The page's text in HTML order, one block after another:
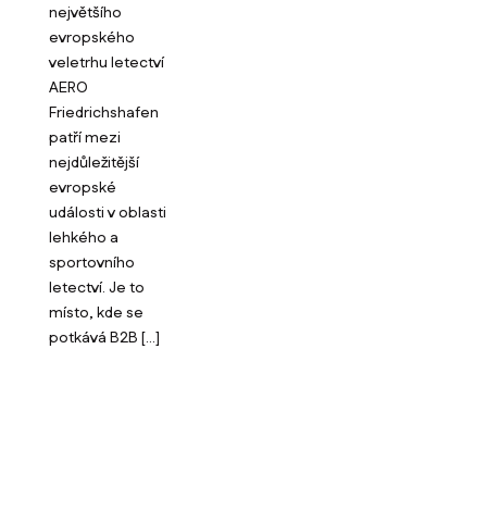
největšího
evropského
veletrhu letectví
AERO
Friedrichshafen
patří mezi
nejdůležitější
evropské
události v oblasti
lehkého a
sportovního
letectví. Je to
místo, kde se
potkává B2B […]